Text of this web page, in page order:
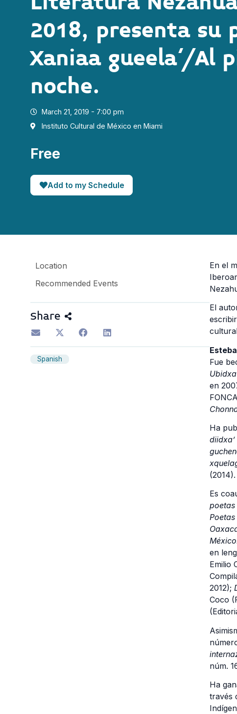
2018, presenta su
Xaniaa gueela´/Al
noche.
March 21, 2019 - 7:00 pm
Instituto Cultural de México en Miami
Free
Add to my Schedule
Location
Recommended Events
Share
Spanish
En el
El
Fue
en
Ha
diidxa’
(2014).
Es
poetas
en
Emilio
2012);
Coco
núm.
Ha
través